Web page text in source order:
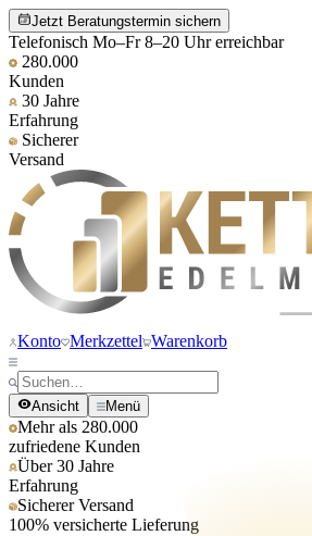
Jetzt Beratungstermin sichern
Telefonisch Mo–Fr 8–20 Uhr erreichbar
280.000
Kunden
30 Jahre
Erfahrung
Sicherer
Versand
Konto Merkzettel Warenkorb
Ansicht Menü
Mehr als 280.000
zufriedene Kunden
Über 30 Jahre
Erfahrung
Sicherer Versand
100% versicherte Lieferung